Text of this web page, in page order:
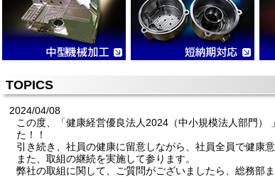
TOPICS
2024/04/08
この度、「健康経営優良法人2024（中小規模法人部門）
た！！
引き続き、社員の健康に留意しながら、社員全員で健康
また、取組の継続を実施して参ります。
弊社の取組に関して、ご質問がございましたら、総務部